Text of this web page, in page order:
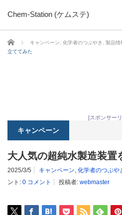
Chem-Station (ケムステ)
ホーム キャンペーン 化学者のつぶやき 製品情
立ててみた
[スポンサー
キャンペーン
大人気の超純水製造装置
2025/3/5 キャンペーン, 化学者のつぶや
ント: 0 コメント 投稿者: webmaster